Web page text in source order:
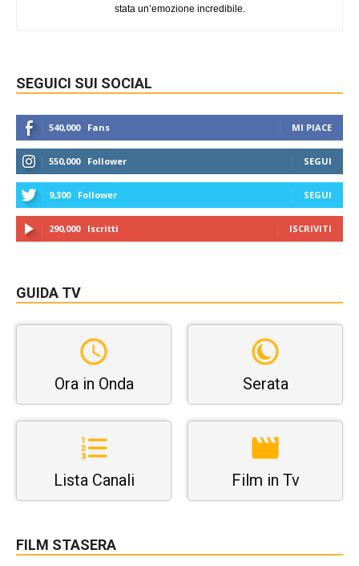
stata un’emozione incredibile.
SEGUICI SUI SOCIAL
540,000 Fans MI PIACE
550,000 Follower SEGUI
9,300 Follower SEGUI
290,000 Iscritti ISCRIVITI
GUIDA TV
Ora in Onda Serata
Lista Canali Film in Tv
FILM STASERA